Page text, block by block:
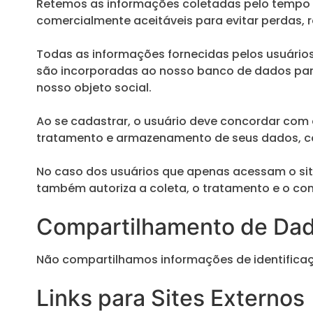
Retemos as informações coletadas pelo
comercialmente aceitáveis para evitar perdas,
Todas as informações fornecidas pelos
são incorporadas ao nosso banco de dados
nosso objeto social.
Ao se cadastrar, o usuário deve concordar
tratamento e armazenamento de seus dados,
No caso dos usuários que apenas acessam o
também autoriza a coleta, o tratamento e o
Compartilhamento de
Não compartilhamos informações de
Links para Sites Externos